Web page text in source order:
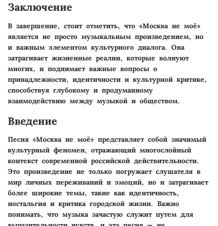
Заключение
В завершение, стоит отметить, что «Москва не моё»
является не просто музыкальным произведением, но
и важным элементом культурного диалога. Она
затрагивает жизненные реалии, которые волнуют
многих, и поднимает важные вопросы о
принадлежности, идентичности и культурной критике,
способствуя глубокому и продуманному
взаимодействию между музыкой и обществом.
Введение
Песня «Москва не моё» представляет собой значимый
культурный феномен, отражающий многослойный
контекст современной российской действительности.
Это произведение не только погружает слушателя в
мир личных переживаний и эмоций, но и затрагивает
более широкие темы, такие как идентичность,
ностальгия и критика городской жизни. Важно
понимать, что музыка зачастую служит путем для